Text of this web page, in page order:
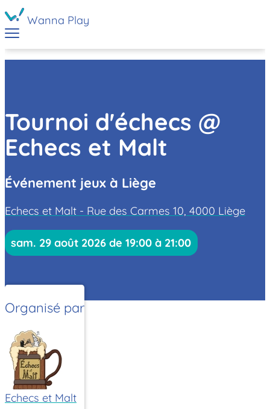
Wanna Play
Tournoi d'échecs @
Echecs et Malt
Événement jeux à Liège
Echecs et Malt - Rue des Carmes 10, 4000 Liège
sam. 29 août 2026 de 19:00 à 21:00
Organisé par
Echecs et Malt